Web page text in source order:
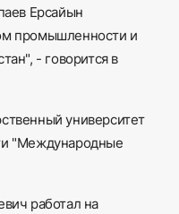
Ерсайын
промышленности и
- говорится в
университет
"Международные
работал на